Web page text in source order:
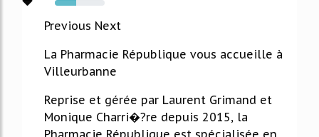
43%
Previous Next
La Pharmacie République vous accueille à
Villeurbanne
Reprise et gérée par Laurent Grimand et
Monique Charri�?re depuis 2015, la